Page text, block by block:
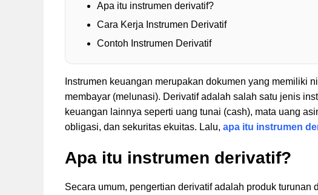
Apa itu instrumen derivatif?
Cara Kerja Instrumen Derivatif
Contoh Instrumen Derivatif
Instrumen keuangan merupakan dokumen yang memiliki
membayar (melunasi). Derivatif adalah salah satu jenis
keuangan lainnya seperti uang tunai (cash), mata uang
obligasi, dan sekuritas ekuitas. Lalu, apa itu instrumen
Apa itu instrumen derivatif?
Secara umum, pengertian derivatif adalah produk